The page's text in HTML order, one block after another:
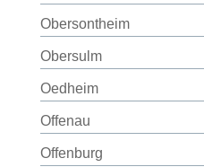
Obersontheim
Obersulm
Oedheim
Offenau
Offenburg